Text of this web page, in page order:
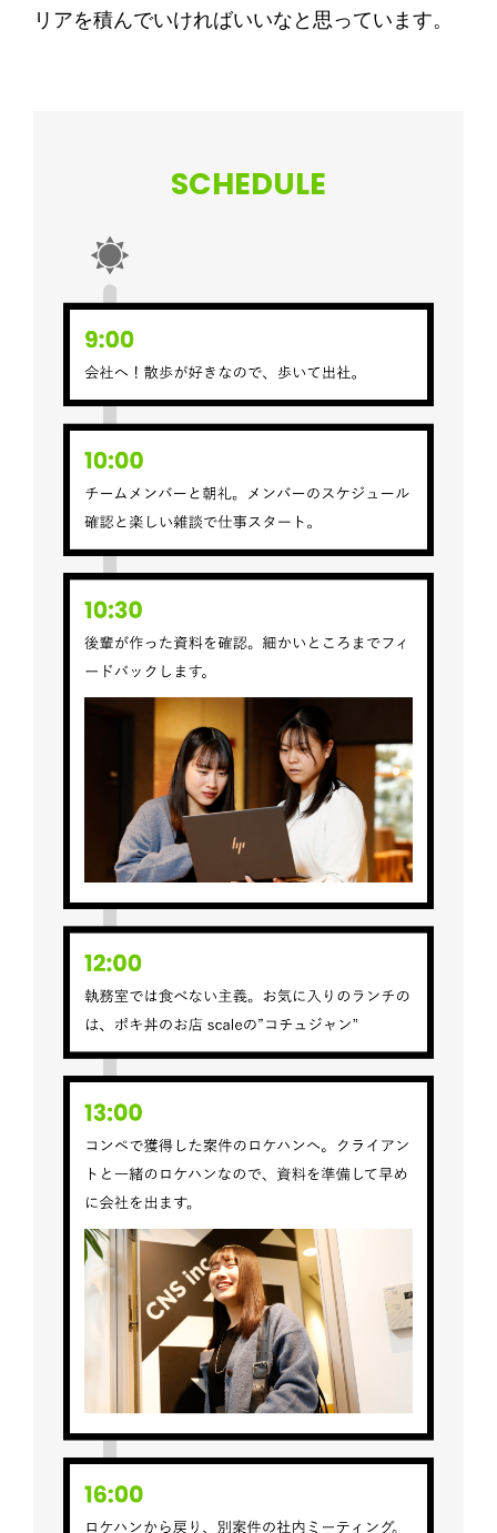
リアを積んでいければいいなと思っています。
SCHEDULE